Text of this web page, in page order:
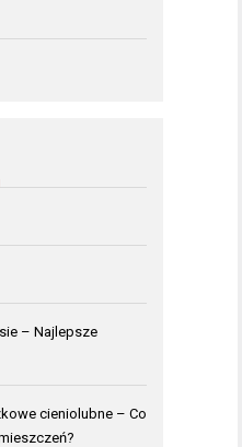
– Najlepsze
cieniolubne – Co